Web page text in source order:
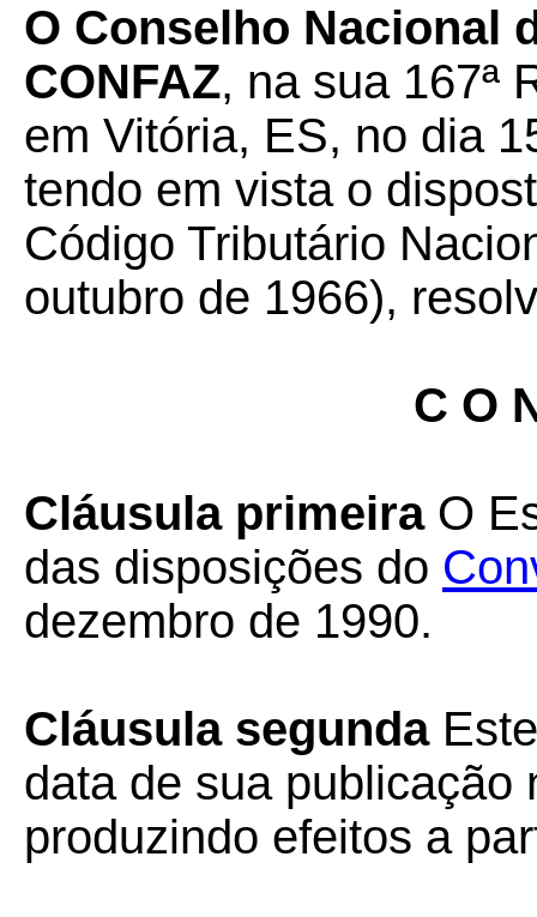
O Conselho Nacional
CONFAZ, na sua 167ª
em Vitória, ES, no dia
tendo em vista o
Código Tributário
outubro de 1966),
C O
Cláusula primeiraO
das disposições do
dezembro de 1990.
Cláusula segunda
data de sua publicação
produzindo efeitos a